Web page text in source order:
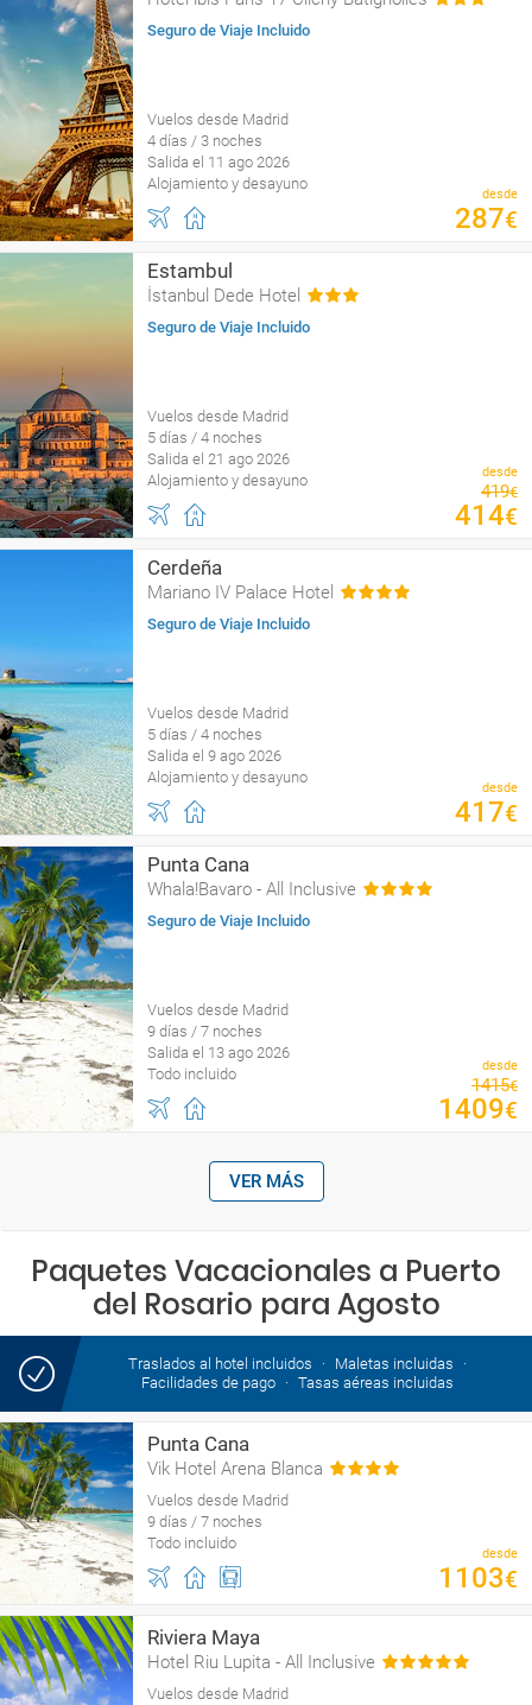
Seguro de Viaje Incluido
Vuelos desde Madrid
4 días / 3 noches
Salida el 11 ago 2026
Alojamiento y desayuno
desde
287€
Estambul
İstanbul Dede Hotel
Seguro de Viaje Incluido
Vuelos desde Madrid
5 días / 4 noches
Salida el 21 ago 2026
Alojamiento y desayuno
desde
419€
414€
Cerdeña
Mariano IV Palace Hotel
Seguro de Viaje Incluido
Vuelos desde Madrid
5 días / 4 noches
Salida el 9 ago 2026
Alojamiento y desayuno
desde
417€
Punta Cana
Whala!Bavaro - All Inclusive
Seguro de Viaje Incluido
Vuelos desde Madrid
9 días / 7 noches
Salida el 13 ago 2026
Todo incluido
desde
1415€
1409€
VER MÁS
Paquetes Vacacionales a Puerto
del Rosario para Agosto
Traslados al hotel incluidos
Maletas incluidas
Facilidades de pago
Tasas aéreas incluidas
Punta Cana
Vik Hotel Arena Blanca
Vuelos desde Madrid
9 días / 7 noches
Todo incluido
desde
1103€
Riviera Maya
Hotel Riu Lupita - All Inclusive
Vuelos desde Madrid